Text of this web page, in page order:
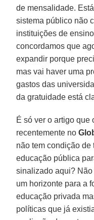
de mensalidade.
sistema público não
instituições de
concordamos que
expandir porque
mas vai haver uma
gastos das
da gratuidade está
É só ver o artigo que
recentemente no
não tem condição
educação pública
sinalizado aqui?
um horizonte para a
educação privada
políticas que já